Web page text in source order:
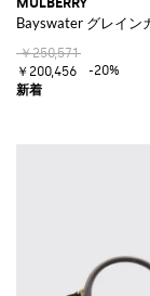
Bayswater グレイン
￥250,571
￥200,456
-20%